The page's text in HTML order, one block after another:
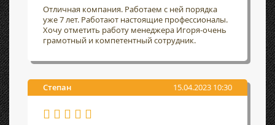
Отличная компания. Работаем с ней порядка
уже 7 лет. Работают настоящие профессионалы.
Хочу отметить работу менеджера Игоря-очень
грамотный и компетентный сотрудник.
Степан 15.04.2023 10:30